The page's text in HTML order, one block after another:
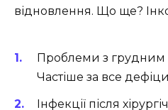
відновлення. Що ще?
Проблеми з грудним
Частіше за все
Інфекції після